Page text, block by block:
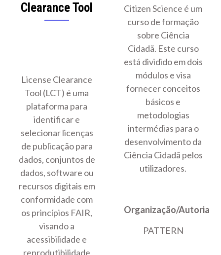
Citizen Science é um
curso de formação
sobre Ciência
Cidadã. Este curso
está dividido em dois
módulos e visa
fornecer conceitos
básicos e
metodologias
intermédias para o
desenvolvimento da
Ciência Cidadã pelos
utilizadores.
Organização/Autoria
PATTERN
Clearance Tool
License Clearance
Tool (LCT) é uma
plataforma para
identificar e
selecionar licenças
de publicação para
dados, conjuntos de
dados, software ou
recursos digitais em
conformidade com
os princípios FAIR,
visando a
acessibilidade e
reprodutibilidade